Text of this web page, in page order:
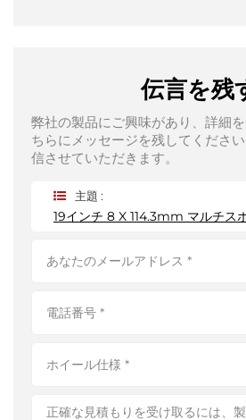
伝言を残
弊社の製品にご興味があり、詳細
ちらにメッセージを残してくださ
信させていただきます。
主題 :